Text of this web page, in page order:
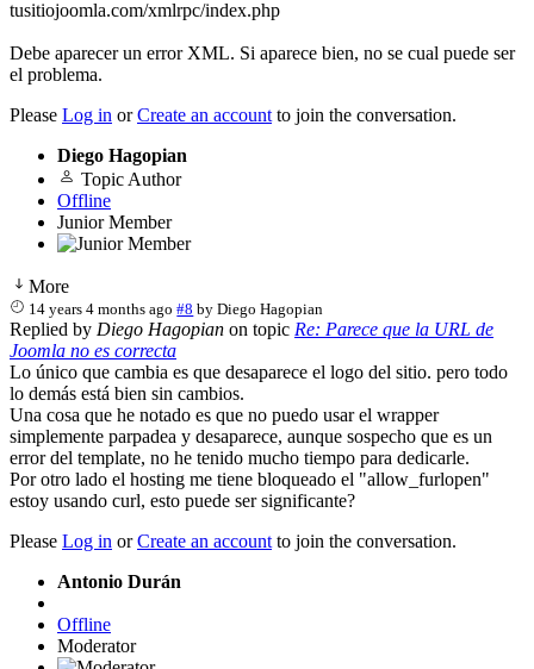
tusitiojoomla.com/xmlrpc/index.php
Debe aparecer un error XML. Si aparece bien, no se cual puede ser
el problema.
Please Log in orCreate an account to join the conversation.
Diego Hagopian
Topic Author
Offline
Junior Member
More
14 years 4 months ago #8 byDiego Hagopian
Replied by Diego Hagopian on topic Re: Parece que la URL de
Joomla no es correcta
Lo único que cambia es que desaparece el logo del sitio. pero todo
lo demás está bien sin cambios.
Una cosa que he notado es que no puedo usar el wrapper
simplemente parpadea y desaparece, aunque sospecho que es un
error del template, no he tenido mucho tiempo para dedicarle.
Por otro lado el hosting me tiene bloqueado el "allow_furlopen"
estoy usando curl, esto puede ser significante?
Please Log in orCreate an account to join the conversation.
Antonio Durán
Offline
Moderator